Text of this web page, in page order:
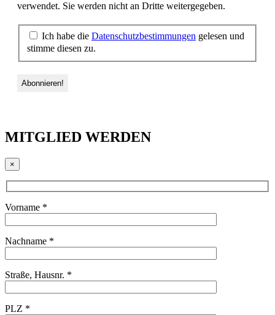
verwendet. Sie werden nicht an Dritte weitergegeben.
Ich habe die Datenschutzbestimmungen gelesen und
stimme diesen zu.
MITGLIED WERDEN
×
Vorname *
Nachname *
Straße, Hausnr. *
PLZ *